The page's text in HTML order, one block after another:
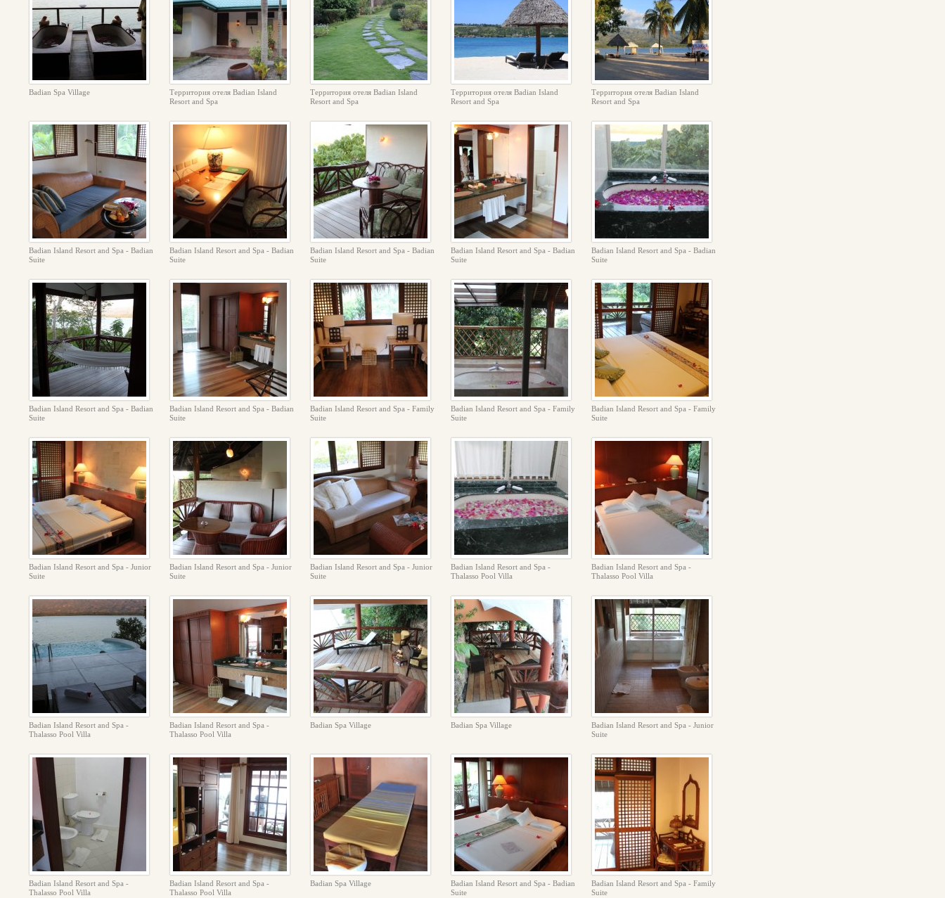
Badian Spa Village
Территория отеля Badian Island
Resort and Spa
Территория отеля Badian Island
Resort and Spa
Территория отеля Badian Island
Resort and Spa
Территория отеля Badian Island
Resort and Spa
Badian Island Resort and Spa - Badian
Suite
Badian Island Resort and Spa - Badian
Suite
Badian Island Resort and Spa - Badian
Suite
Badian Island Resort and Spa - Badian
Suite
Badian Island Resort and Spa - Badian
Suite
Badian Island Resort and Spa - Badian
Suite
Badian Island Resort and Spa - Badian
Suite
Badian Island Resort and Spa - Family
Suite
Badian Island Resort and Spa - Family
Suite
Badian Island Resort and Spa - Family
Suite
Badian Island Resort and Spa - Junior
Suite
Badian Island Resort and Spa - Junior
Suite
Badian Island Resort and Spa - Junior
Suite
Badian Island Resort and Spa -
Thalasso Pool Villa
Badian Island Resort and Spa -
Thalasso Pool Villa
Badian Island Resort and Spa -
Thalasso Pool Villa
Badian Island Resort and Spa -
Thalasso Pool Villa
Badian Spa Village Badian Spa Village
Badian Island Resort and Spa - Junior
Suite
Badian Island Resort and Spa -
Thalasso Pool Villa
Badian Island Resort and Spa -
Thalasso Pool Villa
Badian Spa Village
Badian Island Resort and Spa - Badian
Suite
Badian Island Resort and Spa - Family
Suite